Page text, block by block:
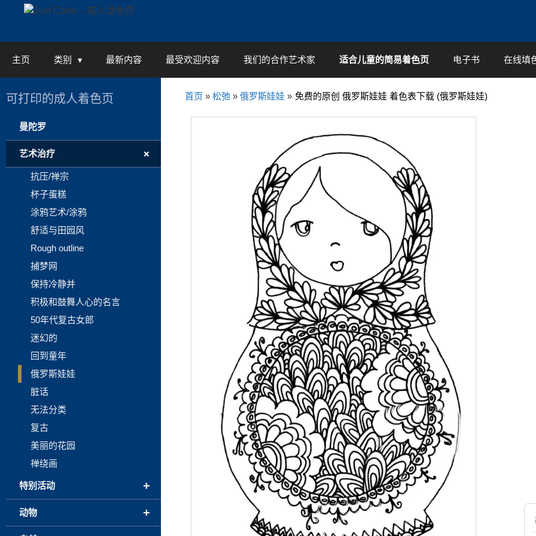
主页 类别 最新内容 最受欢迎内容 我们的合作艺术家 适合儿童的简易着色页 电子书 在线填
首页 » 松弛» 俄罗斯娃娃» 免费的原创 俄罗斯娃娃 着色表下载 (俄罗斯娃娃)
可打印的成人着色页
曼陀罗
+
艺术治疗
抗压/禅宗
杯子蛋糕
涂鸦艺术/涂鸦
舒适与田园风
Rough outline
捕梦网
保持冷静并
积极和鼓舞人心的名言
50年代复古女郎
迷幻的
回到童年
俄罗斯娃娃
脏话
无法分类
复古
美丽的花园
禅绕画
+
特别活动
+
动物